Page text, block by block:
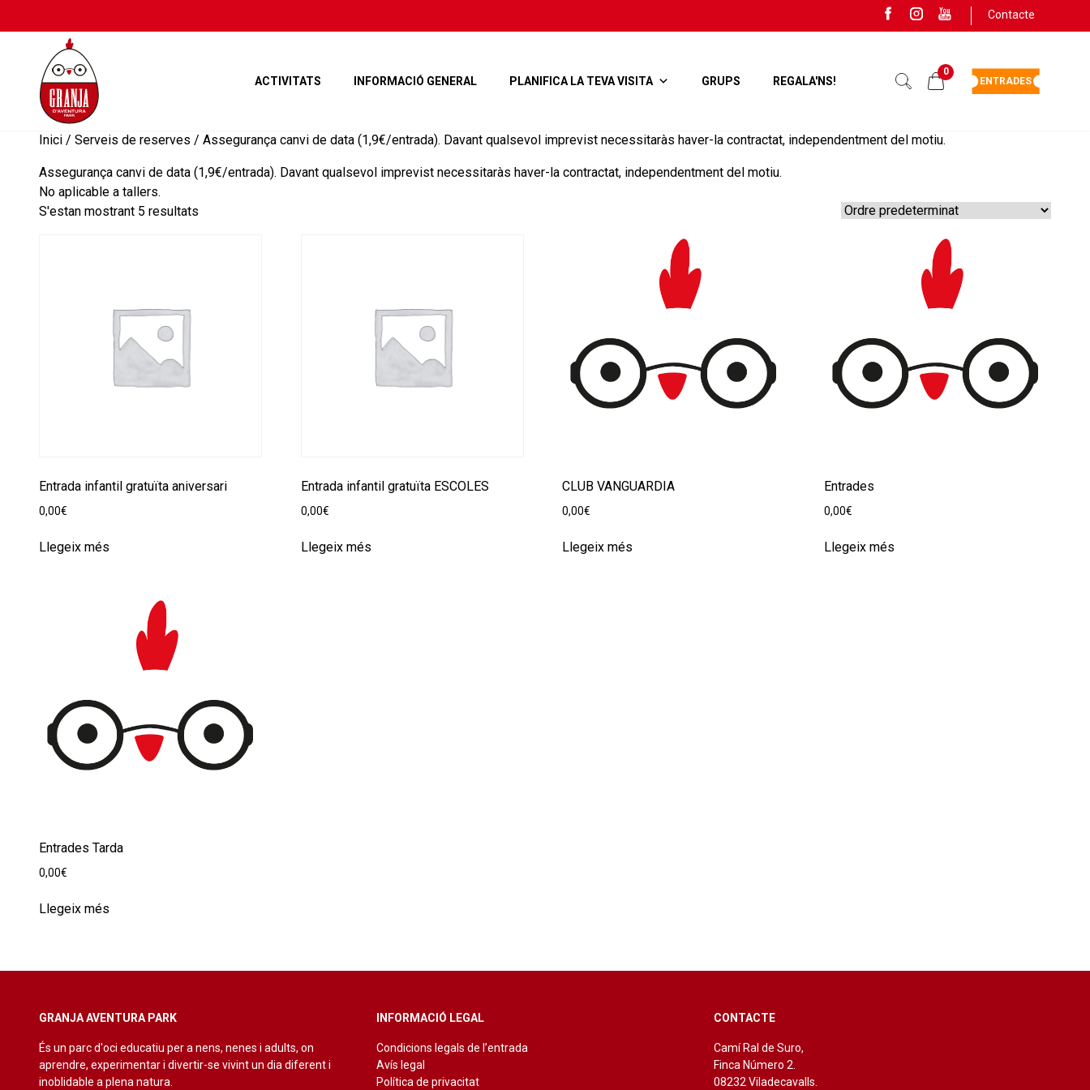
Contacte
ACTIVITATS INFORMACIÓ GENERAL PLANIFICA LA TEVA VISITA GRUPS REGALA'NS!
0
ENTRADES
Inici / Serveis de reserves / Assegurança canvi de data (1,9€/entrada). Davant qualsevol imprevist necessitaràs haver-la contractat, independentment del motiu.
Assegurança canvi de data (1,9€/entrada). Davant qualsevol imprevist necessitaràs haver-la contractat, independentment del motiu.
No aplicable a tallers.
S'estan mostrant 5 resultats
Entrada infantil gratuïta aniversari
0,00€
Llegeix més
Entrada infantil gratuïta ESCOLES
0,00€
Llegeix més
CLUB VANGUARDIA
0,00€
Llegeix més
Entrades
0,00€
Llegeix més
Entrades Tarda
0,00€
Llegeix més
GRANJA AVENTURA PARK
És un parc d'oci educatiu per a nens, nenes i adults, on
aprendre, experimentar i divertir-se vivint un dia diferent i
inoblidable a plena natura.
INFORMACIÓ LEGAL
Condicions legals de l’entrada
Avís legal
Política de privacitat
CONTACTE
Camí Ral de Suro,
Finca Número 2.
08232 Viladecavalls.